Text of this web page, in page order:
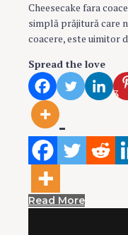
Cheesecake fara
simplă prăjitură care
coacere, este uimitor
Spread the love
3
Read More